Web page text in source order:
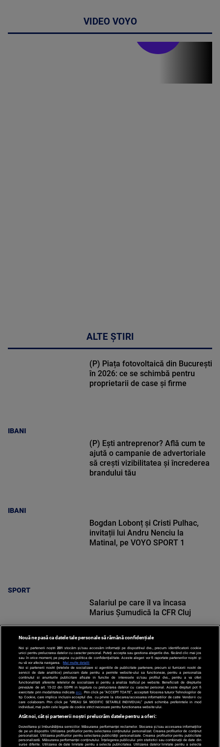
VIDEO VOYO
ALTE ȘTIRI
IBANI
(P) Piața fotovoltaică din București
în 2026: ce se schimbă pentru
proprietarii de case și firme
IBANI
(P) Ești antreprenor? Află cum te
ajută o campanie de advertoriale
să crești vizibilitatea și încrederea
brandului tău
SPORT
Bogdan Lobonț și Cristi Pulhac,
invitații lui Andru Nenciu la
Matinal, pe VOYO SPORT 1
SPORT
Salariul pe care îl va încasa
Marius Șumudică la CFR Cluj
Nouă ne pasă ca datele tale personale să rămână confidențiale
Noi și partenerii noștri 201 stocăm și/sau accesăm informații pe dispozitivul dvs., precum identificatorii cookie
unici pentru prelucrarea datelor cu caracter personal. Puteți accepta sau gestiona alegerile dvs. făcând clic mai jos
sau în orice moment, pe pagina cu politica de confidențialitate. Aceste alegeri vor fi raportate partenerilor noștri și
nu vă vor afecta navigarea.
Mai multe detalii
Noi si partenerii nostri (retelele de socializare si agentiile de publicitate partenere, precum si furnizorii nostri de
servicii de date analitice) prelucram date pentru a permite website-ului sa functioneze, pentru a personaliza
continutul si anunturile publicitare afisate in functie de interesele si/sau profilul dvs., pentru a va oferi
functionalitati aferente retelelor de socializare si pentru a analiza traficul pe website. Beneficiati de drepturile
prevazute de art. 15-22 din GDPR in legatura cu prelucrarea datelor cu caracter personal. Aceste drepturi pot fi
exercitate prin modalitatea indicataaici . Prin click pe “ACCEPT TOATE”, acceptati folosirea tuturor Tehnologiilor de
tip Cookie, care implica inclusiv acceptul dvs. cu privire la stocarea/accesarea informatiilor de catre Vendor-ii cu
care colaboram. Prin click pe “VREAU SA MODIFIC SETARILE INDIVIDUAL” puteti schimba preferintele in mod
individual, mai putin cele legate de cookie strict necesare pentru functionarea website-ului.
Atât noi, cât și partenerii noștri prelucrăm datele pentru a oferi:
Dezvoltarea și îmbunătățirea serviciilor. Măsurarea performanței reclamelor. Stocarea și/sau accesarea informațiilor
de pe un dispozitiv. Utilizarea profilurilor pentru selectarea conținutului personalizat. Crearea profilurilor de conținut
personalizat. Utilizarea profilurilor pentru selectarea publicității personalizate. Crearea profilurilor pentru publicitate
personalizată. Măsurarea performanței conținutului. Înțelegerea publicului prin statistici sau combinații de date din
surse diferite. Utilizarea de date limitate pentru a selecta publicitatea. Utilizarea datelor limitate pentru a selecta